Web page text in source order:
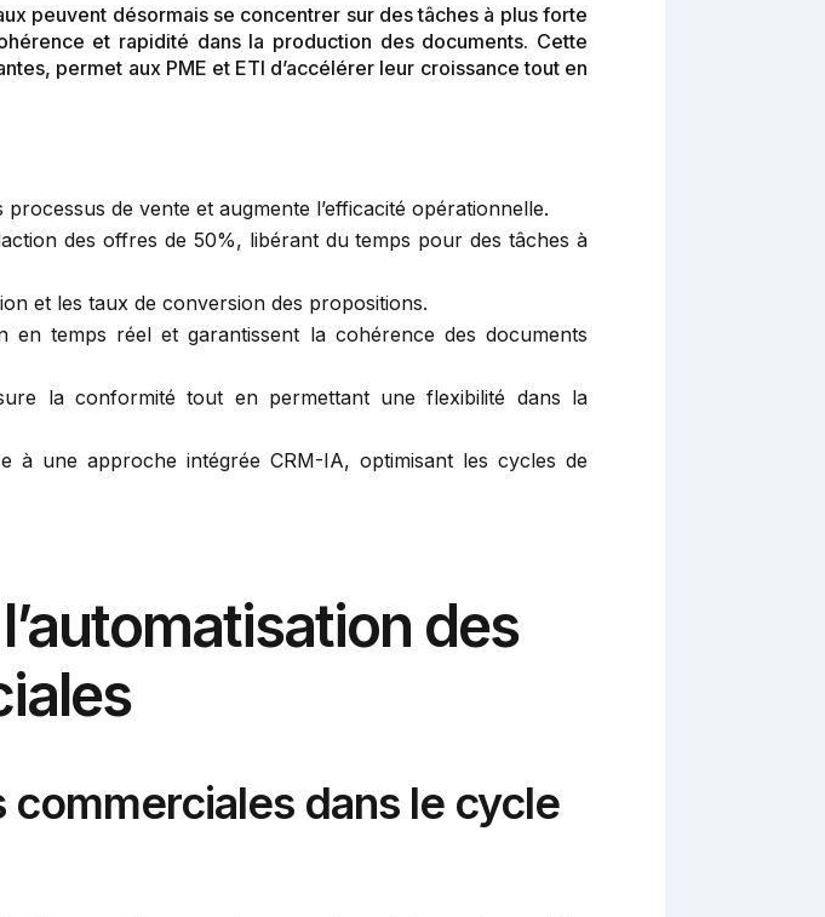
peuvent désormais se concentrer sur des tâches à plus forte
et rapidité dans la production des documents. Cette
permet aux PME et ETI d’accélérer leur croissance tout en
de vente et augmente l’efficacité opérationnelle.
des offres de 50%, libérant du temps pour des tâches à
et les taux de conversion des propositions.
en temps réel et garantissent la cohérence des documents
la conformité tout en permettant une flexibilité dans la
à une approche intégrée CRM-IA, optimisant les cycles de
des
dans le cycle